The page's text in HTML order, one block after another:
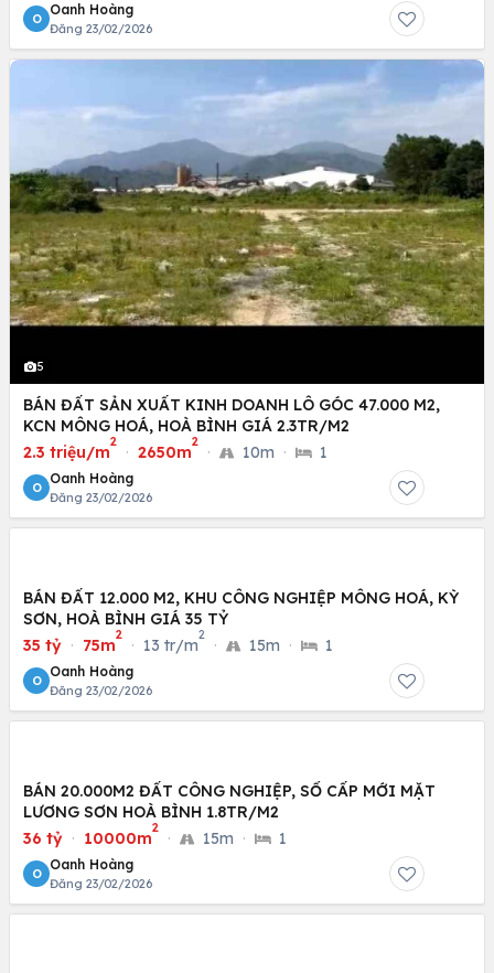
O
Oanh Hoàng
Đăng 23/02/2026
5
BÁN ĐẤT SẢN XUẤT KINH DOANH LÔ GÓC 47.000 M2,
KCN MÔNG HOÁ, HOÀ BÌNH GIÁ 2.3TR/M2
2.3 triệu/m
2
· 2650m
2
· 10m · 1
O
Oanh Hoàng
Đăng 23/02/2026
BÁN ĐẤT 12.000 M2, KHU CÔNG NGHIỆP MÔNG HOÁ, KỲ
SƠN, HOÀ BÌNH GIÁ 35 TỶ
35 tỷ · 75m
2
· 13 tr/m
2
· 15m · 1
O
Oanh Hoàng
Đăng 23/02/2026
BÁN 20.000M2 ĐẤT CÔNG NGHIỆP, SỔ CẤP MỚI MẶT
LƯƠNG SƠN HOÀ BÌNH 1.8TR/M2
36 tỷ · 10000m
2
· 15m · 1
O
Oanh Hoàng
Đăng 23/02/2026